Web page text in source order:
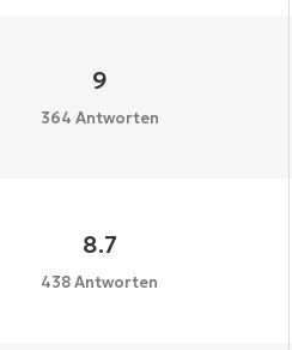
9
364 Antworten
8.7
438 Antworten